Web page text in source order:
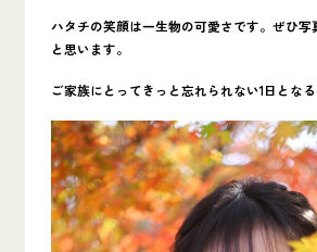
ハタチの笑顔は一生物の可愛さです。ぜひ写
と思います。
ご家族にとってきっと忘れられない1日となる